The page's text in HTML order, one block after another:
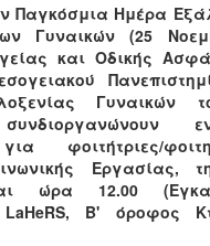
Παγκόσμια Ημέρα
Γυναικών (25
και Οδικής
Γυναικών
φοιτήτριες/
Εργασίας,
ώρα 12.00
LaHeRS, Β' όροφος